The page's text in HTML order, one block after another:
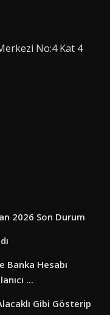
No:4 Kat 4
2026 Son Durum
Banka Hesabı
...
Gibi Gösterip